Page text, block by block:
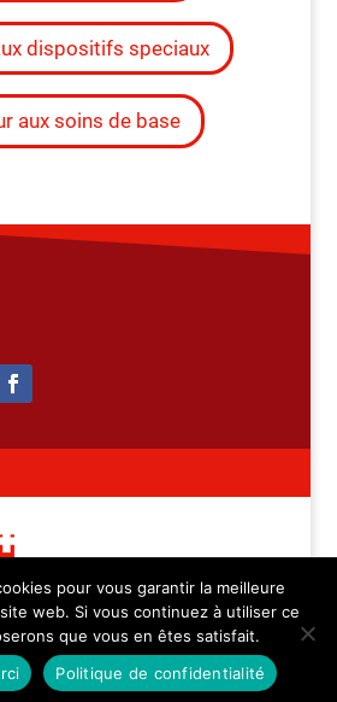
dispositifs speciaux
aux soins de base
– Medicica Sàrl – tous
droits réservés
pour vous garantir la meilleure
web. Si vous continuez à utiliser ce
que vous en êtes satisfait.
Politique de confidentialité